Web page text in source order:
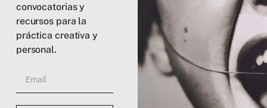
convocatorias y
recursos para la
práctica creativa y
personal.